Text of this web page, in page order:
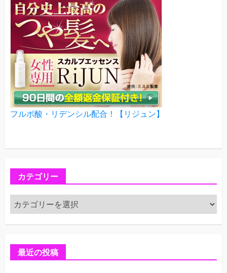
フルボ酸・リデンシル配合！【リジュン】
カテゴリー
カ
テ
ゴ
最近の投稿